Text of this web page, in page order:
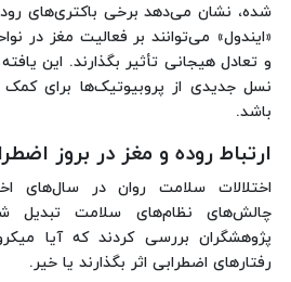
شده، نشان می‌دهد برخی باکتری‌های روده
«ایندول» می‌توانند بر فعالیت مغز در
و تعادل هیجانی تأثیر بگذارند. این
نسل جدیدی از پروبیوتیک‌ها برای
باشد.
ارتباط روده و مغز در بروز
اختلالات سلامت روان در سال‌های
چالش‌های نظام‌های سلامت تبدیل
پژوهشگران بررسی کردند که آیا
رفتارهای اضطرابی اثر بگذارند یا خیر.